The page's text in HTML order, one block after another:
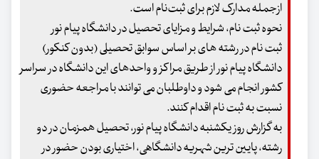
ازجمله مدارک لازم برای ثبت‌نام است.
نحوه ثبت نام، شرایط و مزایای تحصیل در دانشگاه پیام نور
ثبت نام در رشته های بر اساس سوابق تحصیلی (بدون کنکور)
دانشگاه پیام نور از طریق مراکز و واحدهای این دانشگاه در سراسر
کشور انجام می شود و داوطلبان می توانند با مراجعه حضوری
نسبت به ثبت نام اقدام کنند.
به گزارش روز یکشنبه دانشگاه پیام نور، تحصیل همزمان در دو
رشته، پایین ترین شهریه دانشگاهی، اختیاری بودن حضور در